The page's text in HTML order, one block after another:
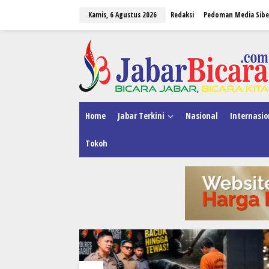
Kamis, 6 Agustus 2026 Redaksi Pedoman Media
Home Jabar Terkini Nasional
Tokoh